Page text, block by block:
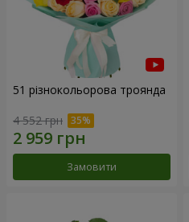
51 різнокольорова троянда
4 552 грн
Замовити